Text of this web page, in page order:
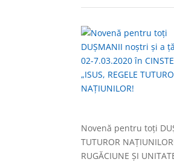
Novenă pentru toți
TUTUROR
RUGĂCIUNE ȘI